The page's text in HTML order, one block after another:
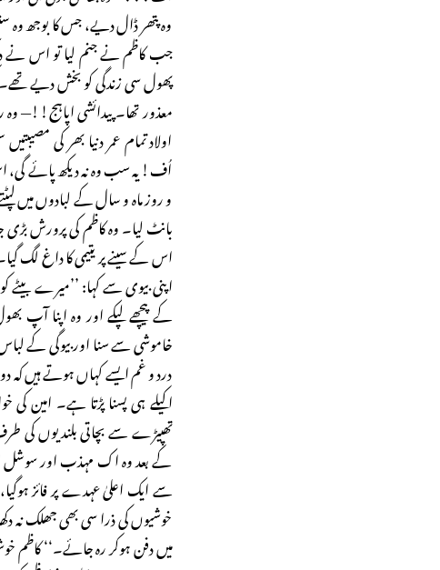
وہ پتھر ڈال دیے، جس کا بوجھ وہ
جب کاظم نے جنم لیا تو اس نے
پھول سی زندگی کو بخش دیے
معذور تھا۔ پیدائشی
اولاد تمام عمر دنیا بھر کی
اُف! یہ سب وہ نہ دیکھ پائے گی،
و روز ماہ و سال کے لبادوں میں
بانٹ لیا۔ وہ کاظم کی پرورش
اس کے سینے پر یتیمی کا داغ لگ
اپنی بیوی سے کہا: ’’میرے بیٹے
کے پیچھے لپکے اور وہ اپنا
خاموشی سے سنا اور بیوگی کے
درد و غم ایسے کہاں ہوتے ہیں کہ
اکیلے ہی پسنا پڑتا ہے۔ امین
تھپیڑے سے بچاتی بلندیوں کی
کے بعد وہ اک مہذب اور
سے ایک اعلیٰ عہدے پر فائز
خوشیوں کی ذرا سی بھی جھلک نہ
میں دفن ہوکر رہ جائے۔‘‘ کاظم